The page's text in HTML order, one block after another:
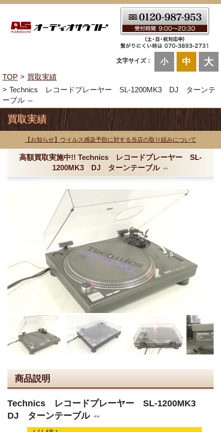
文字サイズ： 小 中 大
TOP
買取実績
Technics レコードプレーヤー SL-1200MK3 DJ ターンテ
ーブル ⇔
買取実績
【お知らせ】ウイルス感染予防に対する当店の取り組みについて
高額買取実施中!! Technics レコードプレーヤー SL-
1200MK3 DJ ターンテーブル ⇔
商品説明
Technics レコードプレーヤー SL-1200MK3
DJ ターンテーブル ⇔